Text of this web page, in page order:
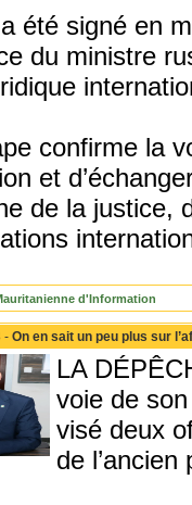
a été signé en
du ministre
confirme la
et
de la justice,
d'Information
- On en sait un peu plus sur
LA
voie de
visé deux
de